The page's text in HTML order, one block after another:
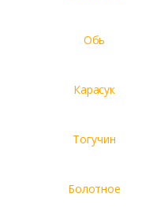
Обь
Карасук
Тогучин
Болотное